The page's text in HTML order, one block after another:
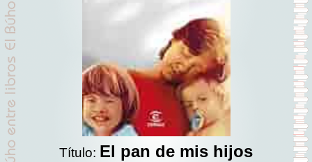
Título: El pan de mis hijos